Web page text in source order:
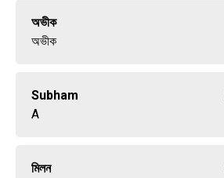
অভীক
অভীক
Subham
A
মিলন